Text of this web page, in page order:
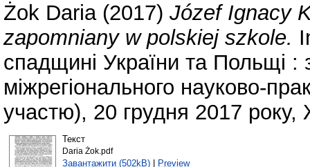
Żok Daria(2017) Józef Ignacy
zapomniany w polskiej szkole.
спадщині України та Польщі :
міжрегіонального науково-
участю), 20 грудня 2017
Текст
Daria Żok.pdf
Завантажити (502kB)| Preview